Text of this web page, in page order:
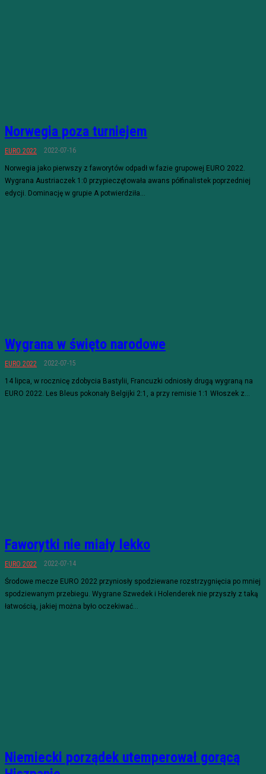
Norwegia poza turniejem
EURO 2022 2022-07-16
Norwegia jako pierwszy z faworytów odpadł w fazie grupowej EURO 2022.
Wygrana Austriaczek 1:0 przypieczętowała awans półfinalistek poprzedniej
edycji. Dominację w grupie A potwierdziła...
Wygrana w święto narodowe
EURO 2022 2022-07-15
14 lipca, w rocznicę zdobycia Bastylii, Francuzki odniosły drugą wygraną na
EURO 2022. Les Bleus pokonały Belgijki 2:1, a przy remisie 1:1 Włoszek z...
Faworytki nie miały lekko
EURO 2022 2022-07-14
Środowe mecze EURO 2022 przyniosły spodziewane rozstrzygnięcia po mniej
spodziewanym przebiegu. Wygrane Szwedek i Holenderek nie przyszły z taką
łatwością, jakiej można było oczekiwać...
Niemiecki porządek utemperował gorącą